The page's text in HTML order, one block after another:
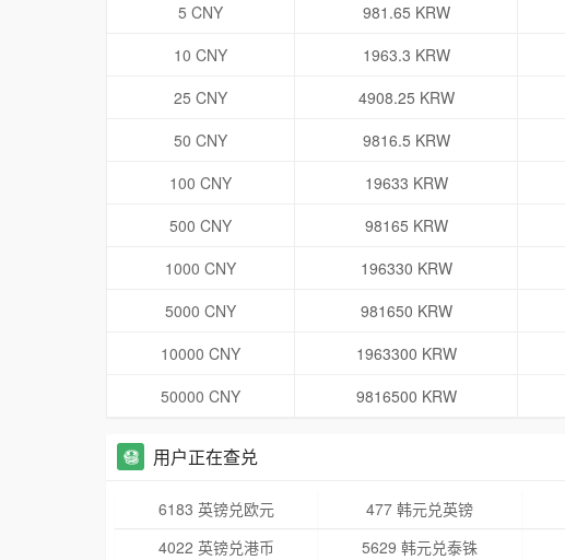
5 CNY
981.65 KRW
10 CNY
1963.3 KRW
25 CNY
4908.25 KRW
50 CNY
9816.5 KRW
100 CNY
19633 KRW
500 CNY
98165 KRW
1000 CNY
196330 KRW
5000 CNY
981650 KRW
10000 CNY
1963300 KRW
50000 CNY
9816500 KRW
用户正在查兑
6183 英镑兑欧元 477 韩元兑英镑
4022 英镑兑港币
5629 韩元兑泰铢